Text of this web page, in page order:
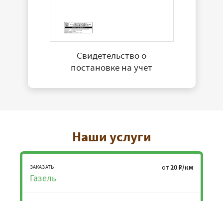
Свидетельство о
постановке на учет
Наши услуги
ЗАКАЗАТЬ
Газель
от20 ₽/км